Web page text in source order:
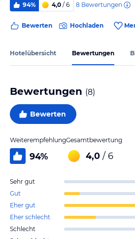
94% 4,0 / 6 8 Bewertungen
Bewerten Hochladen
Hotelübersicht Bewertungen
Bewertungen (8)
Bewerten
Weiterempfehlung
94%
Gesamtbewertung
4,0 / 6
Sehr gut
Gut
Eher gut
Eher schlecht
Schlecht